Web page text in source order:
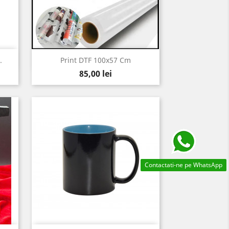
Print DTF 100x57 Cm
Pret
85,00 lei
Vizualizare rapida
Contactati-ne pe WhatsApp